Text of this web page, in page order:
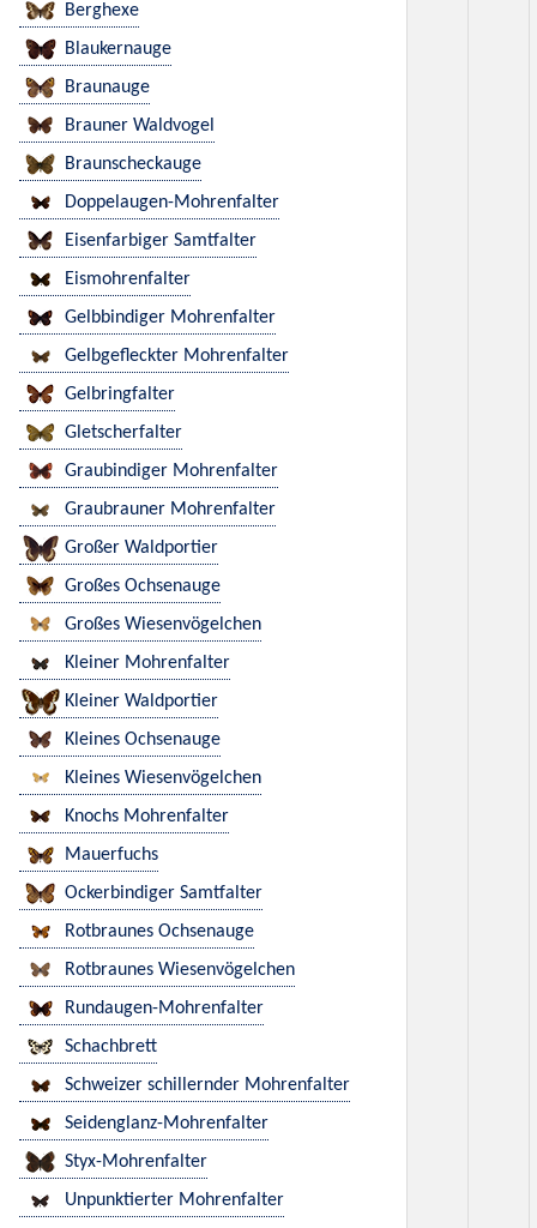
Berghexe
Blaukernauge
Braunauge
Brauner Waldvogel
Braunscheckauge
Doppelaugen-Mohrenfalter
Eisenfarbiger Samtfalter
Eismohrenfalter
Gelbbindiger Mohrenfalter
Gelbgefleckter Mohrenfalter
Gelbringfalter
Gletscherfalter
Graubindiger Mohrenfalter
Graubrauner Mohrenfalter
Großer Waldportier
Großes Ochsenauge
Großes Wiesenvögelchen
Kleiner Mohrenfalter
Kleiner Waldportier
Kleines Ochsenauge
Kleines Wiesenvögelchen
Knochs Mohrenfalter
Mauerfuchs
Ockerbindiger Samtfalter
Rotbraunes Ochsenauge
Rotbraunes Wiesenvögelchen
Rundaugen-Mohrenfalter
Schachbrett
Schweizer schillernder Mohrenfalter
Seidenglanz-Mohrenfalter
Styx-Mohrenfalter
Unpunktierter Mohrenfalter